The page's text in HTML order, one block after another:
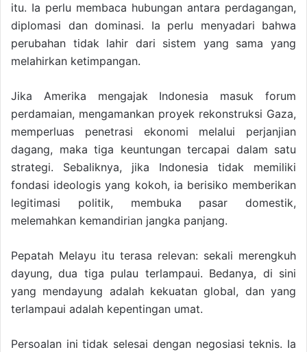
itu. Ia perlu membaca hubungan antara perdagangan,
diplomasi dan dominasi. Ia perlu menyadari bahwa
perubahan tidak lahir dari sistem yang sama yang
melahirkan ketimpangan.
Jika Amerika mengajak Indonesia masuk forum
perdamaian, mengamankan proyek rekonstruksi Gaza,
memperluas penetrasi ekonomi melalui perjanjian
dagang, maka tiga keuntungan tercapai dalam satu
strategi. Sebaliknya, jika Indonesia tidak memiliki
fondasi ideologis yang kokoh, ia berisiko memberikan
legitimasi politik, membuka pasar domestik,
melemahkan kemandirian jangka panjang.
Pepatah Melayu itu terasa relevan: sekali merengkuh
dayung, dua tiga pulau terlampaui. Bedanya, di sini
yang mendayung adalah kekuatan global, dan yang
terlampaui adalah kepentingan umat.
Persoalan ini tidak selesai dengan negosiasi teknis. Ia